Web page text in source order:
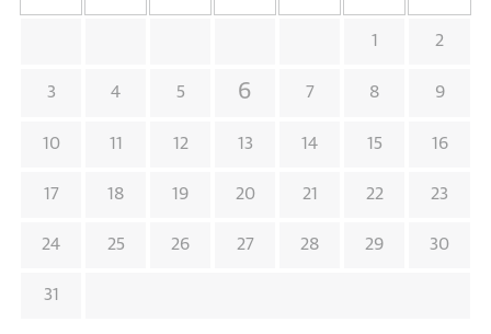
1 2
3 4 5 6 7 8 9
10 11 12 13 14 15 16
17 18 19 20 21 22 23
24 25 26 27 28 29 30
31